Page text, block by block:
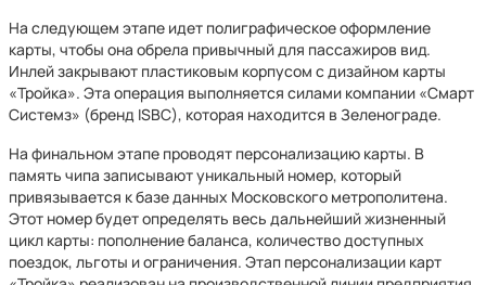
На следующем этапе идет полиграфическое оформление
карты, чтобы она обрела привычный для пассажиров вид.
Инлей закрывают пластиковым корпусом с дизайном карты
«Тройка». Эта операция выполняется силами компании «Смарт
Системз» (бренд ISBC), которая находится в Зеленограде.
На финальном этапе проводят персонализацию карты. В
память чипа записывают уникальный номер, который
привязывается к базе данных Московского метрополитена.
Этот номер будет определять весь дальнейший жизненный
цикл карты: пополнение баланса, количество доступных
поездок, льготы и ограничения. Этап персонализации карт